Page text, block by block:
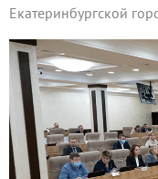
Екатеринбургской